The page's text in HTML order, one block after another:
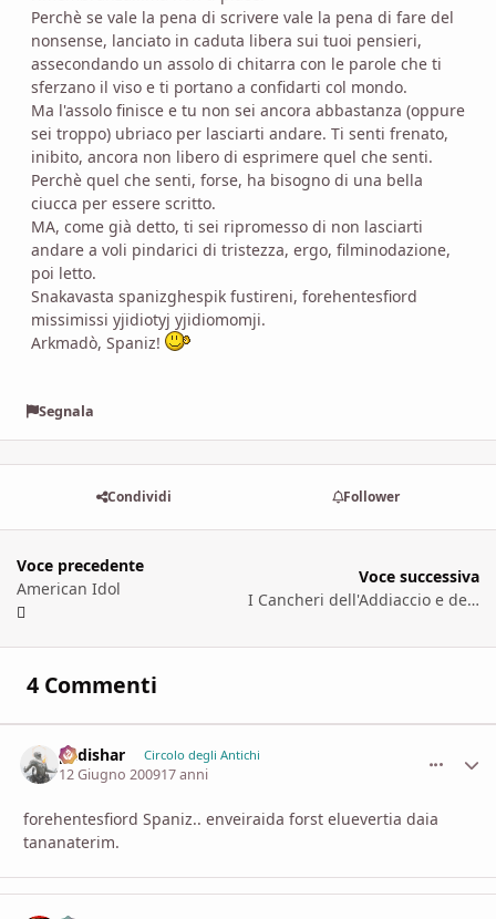
Perchè se vale la pena di scrivere vale la pena di fare del
nonsense, lanciato in caduta libera sui tuoi pensieri,
assecondando un assolo di chitarra con le parole che ti
sferzano il viso e ti portano a confidarti col mondo.
Ma l'assolo finisce e tu non sei ancora abbastanza (oppure
sei troppo) ubriaco per lasciarti andare. Ti senti frenato,
inibito, ancora non libero di esprimere quel che senti.
Perchè quel che senti, forse, ha bisogno di una bella
ciucca per essere scritto.
MA, come già detto, ti sei ripromesso di non lasciarti
andare a voli pindarici di tristezza, ergo, filminodazione,
poi letto.
Snakavasta spanizghespik fustireni, forehentesfiord
missimissi yjidiotyj yjidiomomji.
Arkmadò, Spaniz!
Segnala
Condividi Follower
Voce precedente
American Idol
Voce successiva
I Cancheri dell'Addiaccio e del Cuoco
4 Commenti
padishar Circolo degli Antichi
12 Giugno 200917 anni
forehentesfiord Spaniz.. enveiraida forst eluevertia daia
tananaterim.